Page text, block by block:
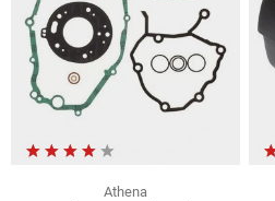
Athena